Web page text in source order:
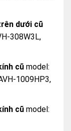
dưới cũ
308W3L,
cũmodel:
1009HP3,
cũmodel: